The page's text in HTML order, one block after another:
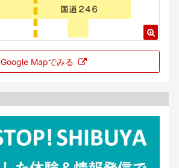
Google Mapでみる